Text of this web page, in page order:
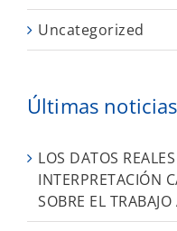
Uncategorized
Últimas noticias
LOS DATOS
INTERPRETACIÓN
SOBRE EL